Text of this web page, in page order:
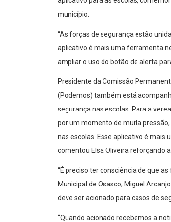
município.
“As forças de segurança estão
aplicativo é mais uma ferramenta
ampliar o uso do botão de alerta
Presidente da Comissão
(Podemos) também está
segurança nas escolas. Para a
por um momento de muita
nas escolas. Esse aplicativo é mais
comentou Elsa Oliveira reforçando
“É preciso ter consciência de que
Municipal de Osasco, Miguel
deve ser acionado para casos de
“Quando acionado recebemos a